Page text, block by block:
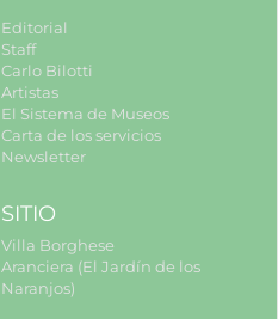
Editorial
Staff
Carlo Bilotti
Artistas
El Sistema de Museos
Carta de los servicios
Newsletter
SITIO
Villa Borghese
Aranciera (El Jardín de los
Naranjos)